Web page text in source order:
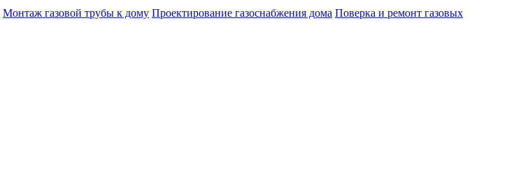
Монтаж газовой трубы к дому Проектирование газоснабжения дома Поверка и ремонт газовых